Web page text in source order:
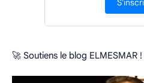
🚀 Soutiens le blog ELMESMAR !